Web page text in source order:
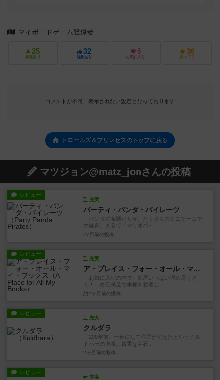
マイボードゲーム登録者
25
興味あり
32
経験あり
6
お気に入り
36
持ってる
コメントが不可、表示されない設定となっております
トロールズ＆プリンセスのトップに戻る
マツジョン@matz_jonさんの投稿
レビュー
充実
パーティ・パンダ・パイレーツ
パンダの海賊たちが、たくさんのミニゲームで
大騒ぎ。まるで「マリオパー...
27日前 の投稿
レビュー
充実
ア・プレイス・フォー・オール・マイ・ブックス
お気に入りの本で、部屋いっぱい埋め尽くそ
う！ 自己満足で本棚を整理し...
約2ヶ月前 の投稿
レビュー
充実
クルダラ
200年前、一夜にして住民が消えたというクル
ドハラの廃墟。貴重な宝石...
2ヶ月前 の投稿
レビュー
充実